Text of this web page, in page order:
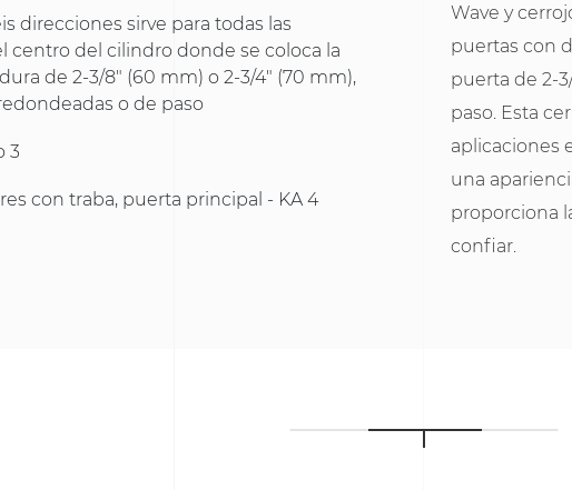
direcciones sirve para todas las
centro del cilindro donde se coloca la
de 2-3/8" (60 mm) o 2-3/4" (70 mm),
o de paso
3
con traba, puerta principal - KA 4
Wave y
puertas con
puerta de 2-
paso. Esta
aplicaciones
una
proporciona
confiar.